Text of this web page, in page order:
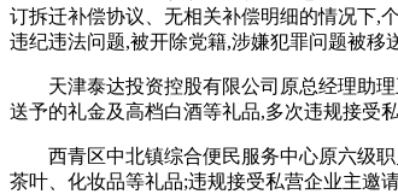
订拆迁补偿协议、无相关补偿明细的情况下,
违纪违法问题,被开除党籍,涉嫌犯罪问题被移
天津泰达投资控股有限公司原总经理助
送予的礼金及高档白酒等礼品,多次违规接受
西青区中北镇综合便民服务中心原六级
茶叶、化妆品等礼品;违规接受私营企业主邀